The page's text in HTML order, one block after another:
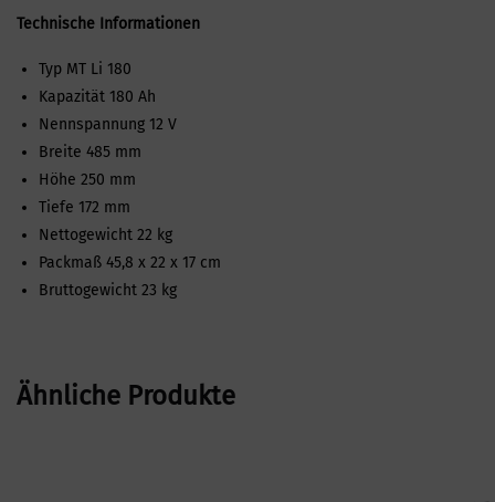
Technische Informationen
Typ MT Li 180
Kapazität 180 Ah
Nennspannung 12 V
Breite 485 mm
Höhe 250 mm
Tiefe 172 mm
Nettogewicht 22 kg
Packmaß 45,8 x 22 x 17 cm
Bruttogewicht 23 kg
Ähnliche Produkte